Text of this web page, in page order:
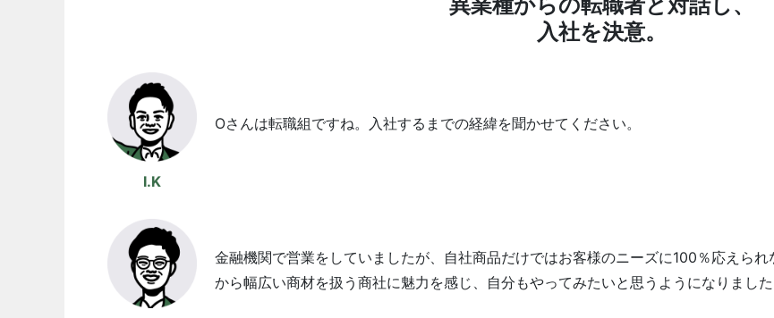
入社を決意。
I.K
Oさんは転職組ですね。入社するまでの経緯を聞かせてください。
金融機関で営業をしていましたが、自社商品だけではお客様のニーズに100％応えら
から幅広い商材を扱う商社に魅力を感じ、自分もやってみたいと思うようになりました